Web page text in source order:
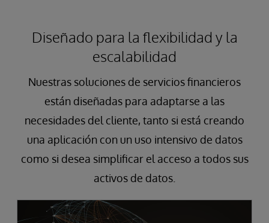
Diseñado para la flexibilidad y la
escalabilidad
Nuestras soluciones de servicios financieros
están diseñadas para adaptarse a las
necesidades del cliente, tanto si está creando
una aplicación con un uso intensivo de datos
como si desea simplificar el acceso a todos sus
activos de datos.